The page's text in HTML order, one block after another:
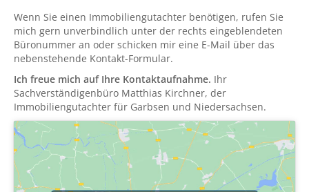
Wenn Sie einen Immobiliengutachter benötigen, rufen Sie
mich gern unverbindlich unter der rechts eingeblendeten
Büronummer an oder schicken mir eine E-Mail über das
nebenstehende Kontakt-Formular.
Ich freue mich auf Ihre Kontaktaufnahme. Ihr
Sachverständigenbüro Matthias Kirchner, der
Immobiliengutachter für Garbsen und Niedersachsen.